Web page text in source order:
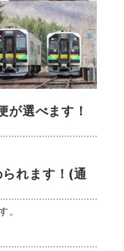
選べます！
れます！(通
。